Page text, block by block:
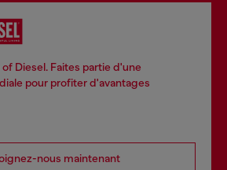
Diesel. Faites partie d'une
pour profiter d'avantages
nous maintenant